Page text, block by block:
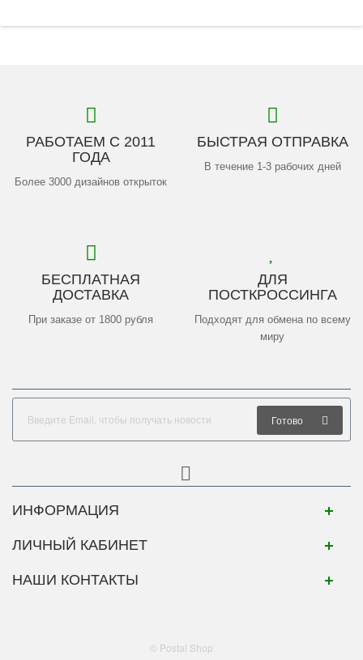
РАБОТАЕМ С 2011
ГОДА
Более 3000 дизайнов открыток
БЫСТРАЯ ОТПРАВКА
В течение 1-3 рабочих дней
БЕСПЛАТНАЯ
ДОСТАВКА
При заказе от 1800 рубля
ДЛЯ
ПОСТКРОССИНГА
Подходят для обмена по всему
миру
Готово
ИНФОРМАЦИЯ
ЛИЧНЫЙ КАБИНЕТ
НАШИ КОНТАКТЫ
© Postal Shop